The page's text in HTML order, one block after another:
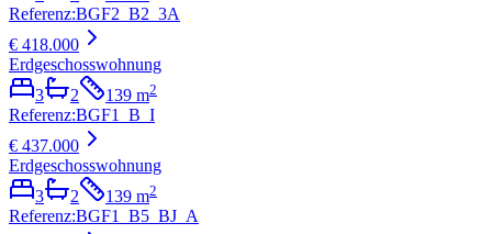
Referenz:BGF2_B2_3A
€ 418.000
Erdgeschosswohnung
3
2 139 m2
Referenz:BGF1_B_I
€ 437.000
Erdgeschosswohnung
3
2 139 m2
Referenz:BGF1_B5_BJ_A